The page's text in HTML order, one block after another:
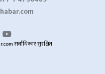
सर्वाधिकार सुरक्षित